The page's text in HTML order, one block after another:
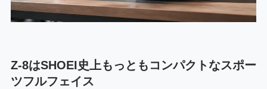
Z-8はSHOEI史上もっともコンパクトなスポー
ツフルフェイス